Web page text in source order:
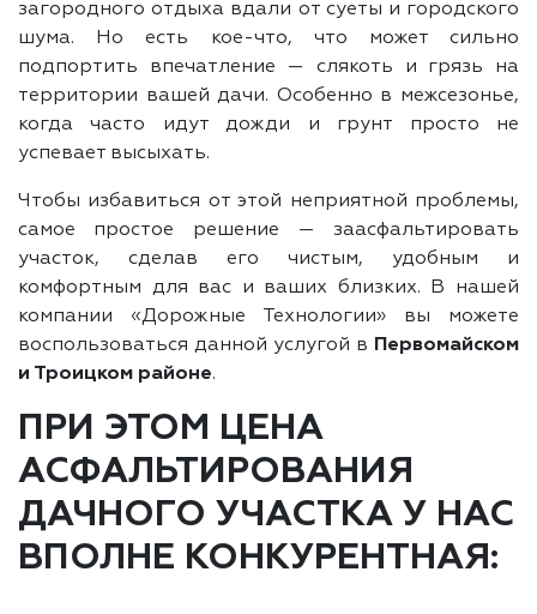
загородного отдыха вдали от суеты и городского
шума. Но есть кое-что, что может сильно
подпортить впечатление — слякоть и грязь на
территории вашей дачи. Особенно в межсезонье,
когда часто идут дожди и грунт просто не
успевает высыхать.
Чтобы избавиться от этой неприятной проблемы,
самое простое решение — заасфальтировать
участок, сделав его чистым, удобным и
комфортным для вас и ваших близких. В нашей
компании «Дорожные Технологии» вы можете
воспользоваться данной услугой в Первомайском
и Троицком районе.
ПРИ ЭТОМ ЦЕНА
АСФАЛЬТИРОВАНИЯ
ДАЧНОГО УЧАСТКА У НАС
ВПОЛНЕ КОНКУРЕНТНАЯ: